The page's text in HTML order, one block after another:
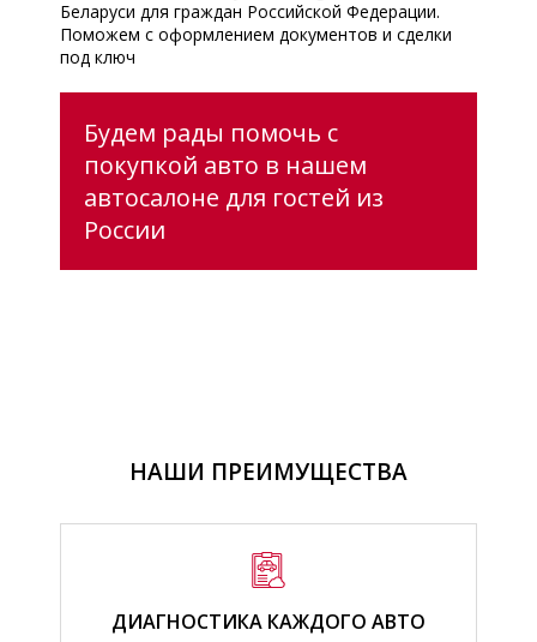
Беларуси для граждан Российской Федерации.
Поможем с оформлением документов и сделки
под ключ
Будем рады помочь с
покупкой авто в нашем
автосалоне для гостей из
России
НАШИ ПРЕИМУЩЕСТВА
ДИАГНОСТИКА КАЖДОГО АВТО